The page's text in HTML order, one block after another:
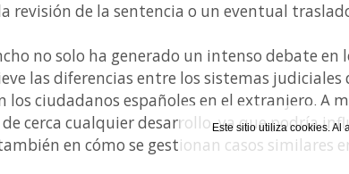
revisión de la sentencia o un eventual
no solo ha generado un intenso debate
las diferencias entre los sistemas
los ciudadanos españoles en el extranjero. A
cerca cualquier desarrollo, ya que podría
en cómo se gestionan casos similares
Este sitio utiliza cookies. Al